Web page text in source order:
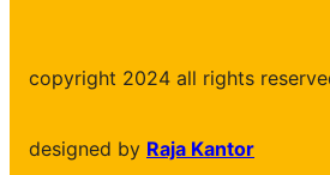
copyright 2024 all rights
designed by Raja Kantor